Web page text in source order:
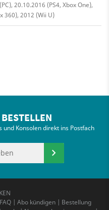
20.10.2016 (PS4, Xbox One),
360), 2012 (Wii U)
Konsolen direkt ins Postfach
| Abo kündigen| Bestellung